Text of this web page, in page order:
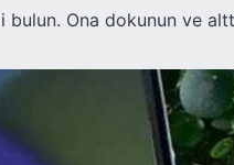
bulun. Ona dokunun ve